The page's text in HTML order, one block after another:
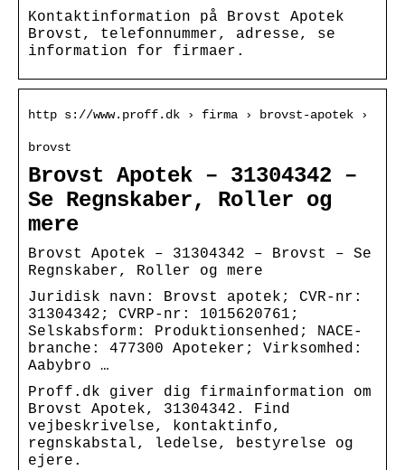
Kontaktinformation på Brovst Apotek
Brovst, telefonnummer, adresse, se
information for firmaer.
http s://www.proff.dk › firma › brovst-apotek ›
brovst
Brovst Apotek – 31304342 –
Se Regnskaber, Roller og
mere
Brovst Apotek – 31304342 – Brovst – Se
Regnskaber, Roller og mere
Juridisk navn: Brovst apotek; CVR-nr:
31304342; CVRP-nr: 1015620761;
Selskabsform: Produktionsenhed; NACE-
branche: 477300 Apoteker; Virksomhed:
Aabybro …
Proff.dk giver dig firmainformation om
Brovst Apotek, 31304342. Find
vejbeskrivelse, kontaktinfo,
regnskabstal, ledelse, bestyrelse og
ejere.